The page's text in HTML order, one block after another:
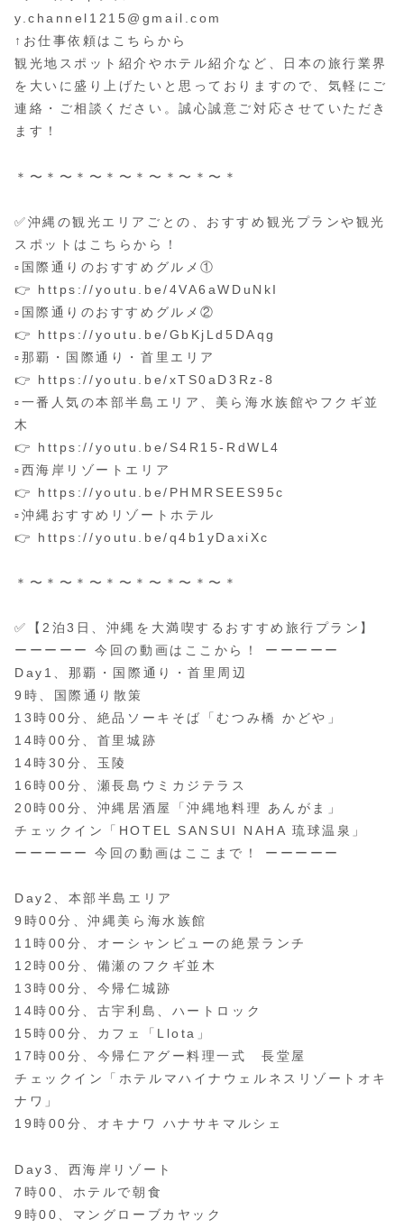
y.channel1215@gmail.com
↑お仕事依頼はこちらから
観光地スポット紹介やホテル紹介など、日本の旅行業界
を大いに盛り上げたいと思っておりますので、気軽にご
連絡・ご相談ください。誠心誠意ご対応させていただき
ます！
＊〜＊〜＊〜＊〜＊〜＊〜＊〜＊
✅沖縄の観光エリアごとの、おすすめ観光プランや観光
スポットはこちらから！
▫️国際通りのおすすめグルメ①
👉 https://youtu.be/4VA6aWDuNkI
▫️国際通りのおすすめグルメ②
👉 https://youtu.be/GbKjLd5DAqg
▫️那覇・国際通り・首里エリア
👉 https://youtu.be/xTS0aD3Rz-8
▫️一番人気の本部半島エリア、美ら海水族館やフクギ並
木
👉 https://youtu.be/S4R15-RdWL4
▫️西海岸リゾートエリア
👉 https://youtu.be/PHMRSEES95c
▫️沖縄おすすめリゾートホテル
👉 https://youtu.be/q4b1yDaxiXc
＊〜＊〜＊〜＊〜＊〜＊〜＊〜＊
✅【2泊3日、沖縄を大満喫するおすすめ旅行プラン】
ーーーーー 今回の動画はここから！ ーーーーー
Day1、那覇・国際通り・首里周辺
9時、国際通り散策
13時00分、絶品ソーキそば「むつみ橋 かどや」
14時00分、首里城跡
14時30分、玉陵
16時00分、瀬長島ウミカジテラス
20時00分、沖縄居酒屋「沖縄地料理 あんがま」
チェックイン「HOTEL SANSUI NAHA 琉球温泉」
ーーーーー 今回の動画はここまで！ ーーーーー
Day2、本部半島エリア
9時00分、沖縄美ら海水族館
11時00分、オーシャンビューの絶景ランチ
12時00分、備瀬のフクギ並木
13時00分、今帰仁城跡
14時00分、古宇利島、ハートロック
15時00分、カフェ「Llota」
17時00分、今帰仁アグー料理一式 長堂屋
チェックイン「ホテルマハイナウェルネスリゾートオキ
ナワ」
19時00分、オキナワ ハナサキマルシェ
Day3、西海岸リゾート
7時00、ホテルで朝食
9時00、マングローブカヤック